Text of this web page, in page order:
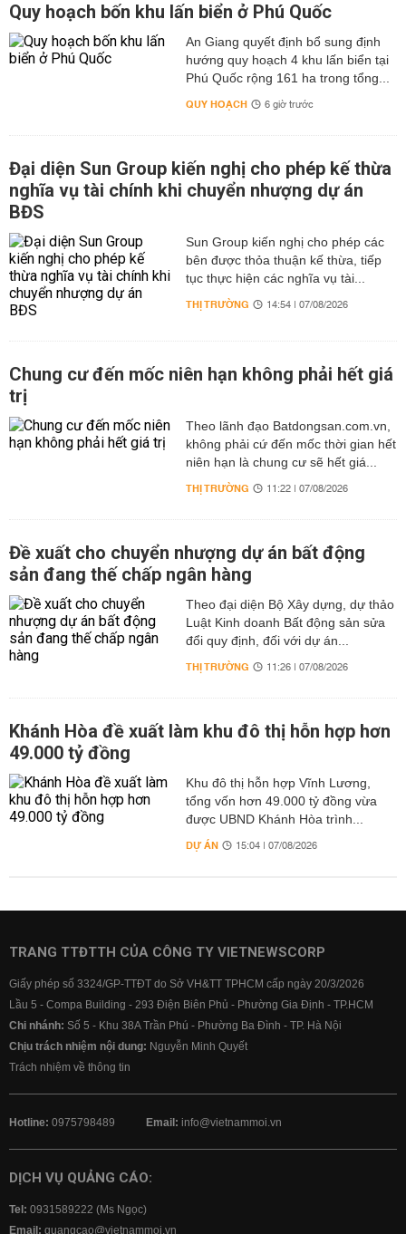
Quy hoạch bốn khu lấn biển ở Phú Quốc
An Giang quyết định bổ sung định
hướng quy hoạch 4 khu lấn biển tại
Phú Quốc rộng 161 ha trong tổng...
QUY HOẠCH 6 giờ trước
Đại diện Sun Group kiến nghị cho phép kế thừa
nghĩa vụ tài chính khi chuyển nhượng dự án
BĐS
Sun Group kiến nghị cho phép các
bên được thỏa thuận kế thừa, tiếp
tục thực hiện các nghĩa vụ tài...
THỊ TRƯỜNG 14:54 | 07/08/2026
Chung cư đến mốc niên hạn không phải hết giá
trị
Theo lãnh đạo Batdongsan.com.vn,
không phải cứ đến mốc thời gian hết
niên hạn là chung cư sẽ hết giá...
THỊ TRƯỜNG 11:22 | 07/08/2026
Đề xuất cho chuyển nhượng dự án bất động
sản đang thế chấp ngân hàng
Theo đại diện Bộ Xây dựng, dự thảo
Luật Kinh doanh Bất động sản sửa
đổi quy định, đối với dự án...
THỊ TRƯỜNG 11:26 | 07/08/2026
Khánh Hòa đề xuất làm khu đô thị hỗn hợp hơn
49.000 tỷ đồng
Khu đô thị hỗn hợp Vĩnh Lương,
tổng vốn hơn 49.000 tỷ đồng vừa
được UBND Khánh Hòa trình...
DỰ ÁN 15:04 | 07/08/2026
TRANG TTĐTTH CỦA CÔNG TY VIETNEWSCORP
Giấy phép số 3324/GP-TTĐT do Sở VH&TT TPHCM cấp ngày 20/3/2026
Lầu 5 - Compa Building - 293 Điện Biên Phủ - Phường Gia Định - TP.HCM
Chi nhánh: Số 5 - Khu 38A Trần Phú - Phường Ba Đình - TP. Hà Nội
Chịu trách nhiệm nội dung: Nguyễn Minh Quyết
Trách nhiệm về thông tin
Hotline: 0975798489 Email: info@vietnammoi.vn
DỊCH VỤ QUẢNG CÁO:
Tel: 0931589222 (Ms Ngọc)
Email: quangcao@vietnammoi.vn